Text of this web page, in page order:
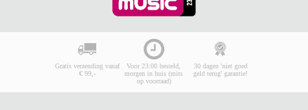
Gratis verzending vanaf
€ 99,-
Voor 23:00 besteld,
morgen in huis (mits
op voorraad)
30 dagen 'niet goed
geld terug' garantie!